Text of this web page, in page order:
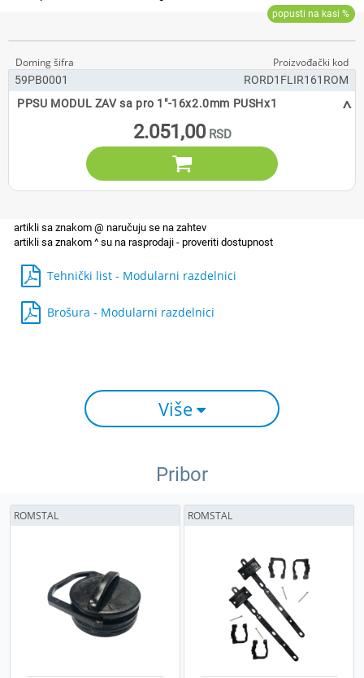
59PB0001
RORD1FLIR161ROM
PPSU MODUL ZAV sa pro 1"-16x2.0mm PUSHx1
2.051,00
^

Tehnički list - Modularni razdelnici
Brošura - Modularni razdelnici
Više
Pribor
ROMSTAL ROMSTAL